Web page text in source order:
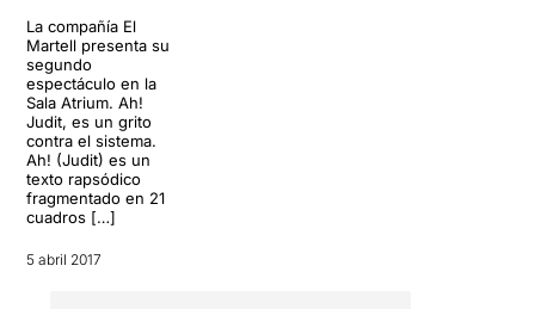
La compañía El
Martell presenta su
segundo
espectáculo en la
Sala Atrium. Ah!
Judit, es un grito
contra el sistema.
Ah! (Judit) es un
texto rapsódico
fragmentado en 21
cuadros […]
5 abril 2017